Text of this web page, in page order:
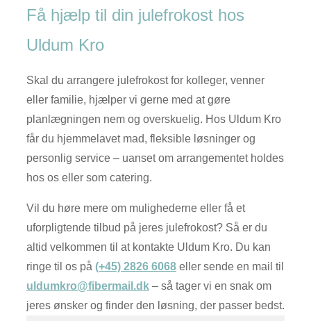
Få hjælp til din julefrokost hos
Uldum Kro
Skal du arrangere julefrokost for kolleger, venner
eller familie, hjælper vi gerne med at gøre
planlægningen nem og overskuelig. Hos Uldum Kro
får du hjemmelavet mad, fleksible løsninger og
personlig service – uanset om arrangementet holdes
hos os eller som catering.
Vil du høre mere om mulighederne eller få et
uforpligtende tilbud på jeres julefrokost? Så er du
altid velkommen til at kontakte Uldum Kro. Du kan
ringe til os på (+45) 2826 6068 eller sende en mail til
uldumkro@fibermail.dk – så tager vi en snak om
jeres ønsker og finder den løsning, der passer bedst.